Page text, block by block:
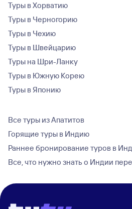
Туры в Хорватию
Туры в Черногорию
Туры в Чехию
Туры в Швейцарию
Туры на Шри-Ланку
Туры в Южную Корею
Туры в Японию
Все туры из Апатитов
Горящие туры в Индию
Раннее бронирование туров в
Все, что нужно знать о Индии